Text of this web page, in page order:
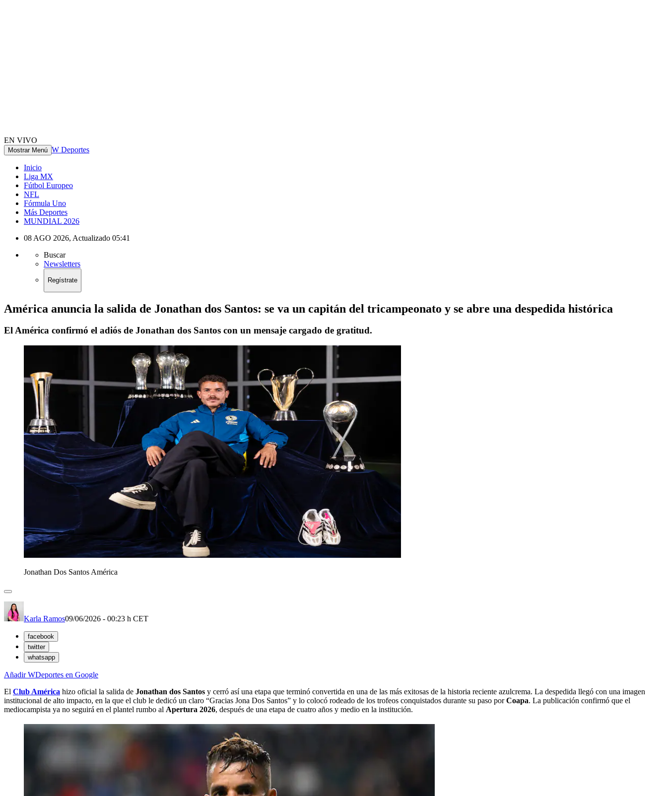
EN VIVO
Mostrar Menú W Deportes
Inicio
Liga MX
Fútbol Europeo
NFL
Fórmula Uno
Más Deportes
MUNDIAL 2026
08 AGO 2026, Actualizado 05:41
Buscar
Newsletters
Regístrate
América anuncia la salida de Jonathan dos Santos: se va un capitán del tricampeonato y se abre una despedida histórica
El América confirmó el adiós de Jonathan dos Santos con un mensaje cargado de gratitud.
Jonathan Dos Santos América
Karla Ramos09/06/2026 - 00:23 h CET
facebook
twitter
whatsapp
Añadir WDeportes en Google
El Club América hizo oficial la salida de Jonathan dos Santos y cerró así una etapa que terminó convertida en una de las más exitosas de la historia reciente azulcrema. La despedida llegó con una imagen
institucional de alto impacto, en la que el club le dedicó un claro “Gracias Jona Dos Santos” y lo colocó rodeado de los trofeos conquistados durante su paso porCoapa. La publicación confirmó que el
mediocampista ya no seguirá en el plantel rumbo al Apertura 2026, después de una etapa de cuatro años y medio en la institución.